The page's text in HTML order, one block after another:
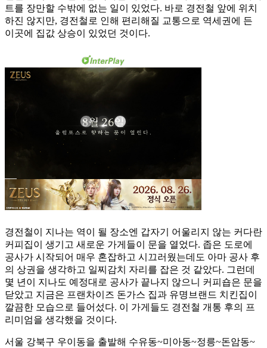
트를 장만할 수밖에 없는 일이 있었다. 바로 경전철 앞에 위치
하진 않지만, 경전철로 인해 편리해질 교통으로 역세권에 든
이곳에 집값 상승이 있었던 것이다.
경전철이 지나는 역이 될 장소엔 갑자기 어울리지 않는 커다란
커피집이 생기고 새로운 가게들이 문을 열었다. 좁은 도로에
공사가 시작되어 매우 혼잡하고 시끄러웠는데도 아마 공사 후
의 상권을 생각하고 일찌감치 자리를 잡은 것 같았다. 그런데
몇 년이 지나도 예정대로 공사가 끝나지 않으니 커피숍은 문을
닫았고 지금은 프랜차이즈 돈가스 집과 유명브랜드 치킨집이
깔끔한 모습으로 들어섰다. 이 가게들도 경전철 개통 후의 프
리미엄을 생각했을 것이다.
서울 강북구 우이동을 출발해 수유동~미아동~정릉~돈암동~